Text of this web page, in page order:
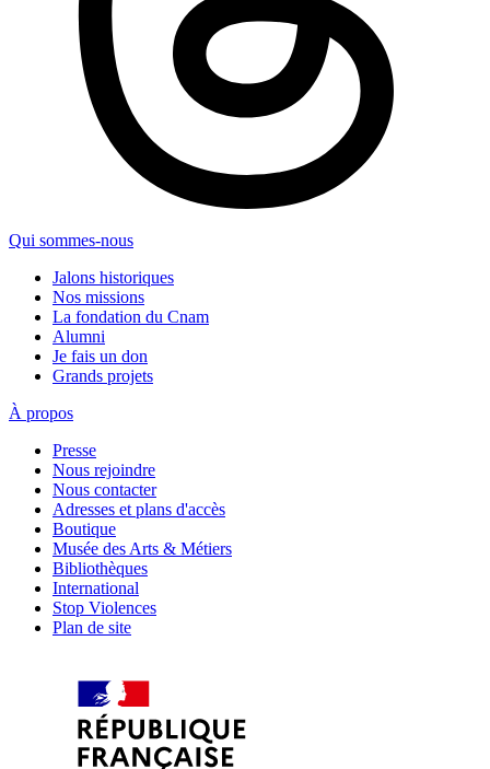
Qui sommes-nous
Jalons historiques
Nos missions
La fondation du Cnam
Alumni
Je fais un don
Grands projets
À propos
Presse
Nous rejoindre
Nous contacter
Adresses et plans d'accès
Boutique
Musée des Arts & Métiers
Bibliothèques
International
Stop Violences
Plan de site